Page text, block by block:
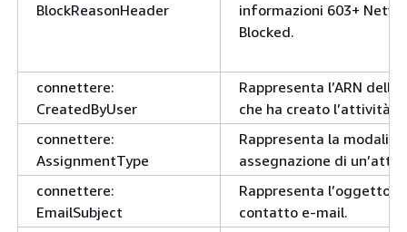
BlockReasonHeader
informazioni 603+
Blocked.
connettere:
CreatedByUser
Rappresenta l’ARN
che ha creato l’attività.
connettere:
AssignmentType
Rappresenta la modalità
assegnazione di
connettere:
EmailSubject
Rappresenta l’oggetto
contatto e-mail.